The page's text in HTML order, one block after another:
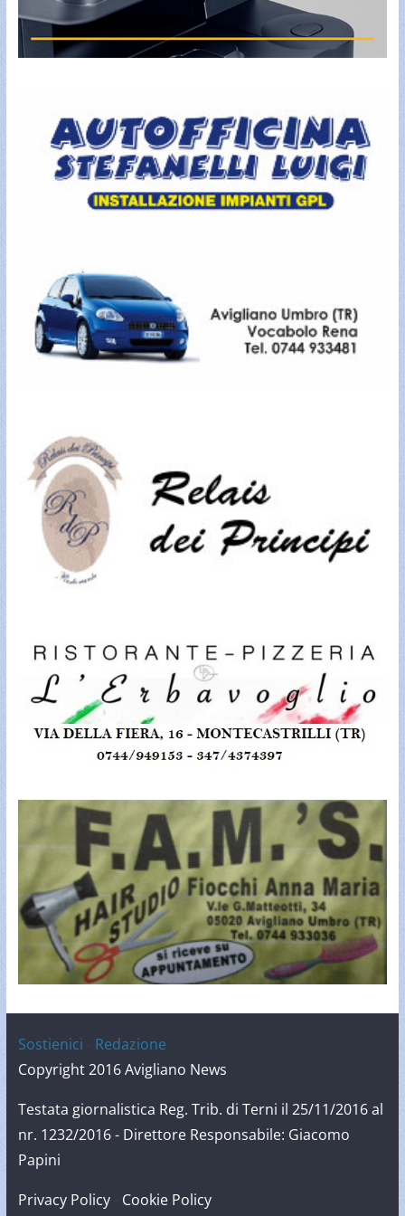
Sostienici
Redazione
Copyright 2016 Avigliano News
Testata giornalistica Reg. Trib. di Terni il 25/11/2016 al
nr. 1232/2016 - Direttore Responsabile: Giacomo
Papini
Privacy Policy- Cookie Policy